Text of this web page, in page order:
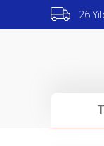
26